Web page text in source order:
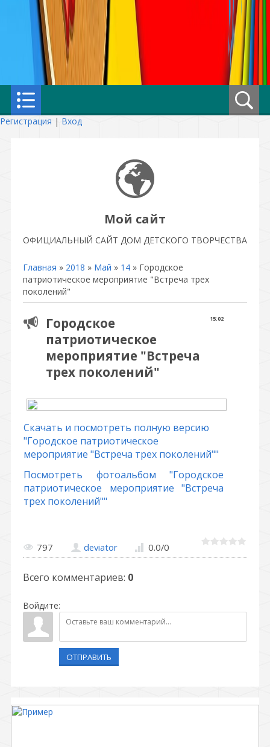
Регистрация | Вход
Мой сайт
ОФИЦИАЛЬНЫЙ САЙТ ДОМ ДЕТСКОГО ТВОРЧЕСТВА
Главная » 2018 » Май » 14 » Городское
патриотическое мероприятие "Встреча трех
поколений"
15:02
Городское
патриотическое
мероприятие "Встреча
трех поколений"
Скачать и посмотреть полную версию
"Городское патриотическое
мероприятие "Встреча трех поколений""
Посмотреть фотоальбом "Городское
патриотическое мероприятие "Встреча
трех поколений""
797 deviator 0.0/0
Всего комментариев: 0
Войдите:
ОТПРАВИТЬ